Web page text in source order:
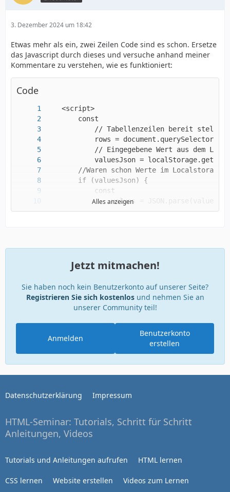
3. Dezember 2024 um 18:42
Etwas mehr als ein, zwei Zeilen Code sind es schon. Ersetze
das Javascript durch dieses und versuche anhand meiner
Kommentare zu verstehen, wie es funktioniert:
Code
Alles anzeigen
Jetzt mitmachen!
Sie haben noch kein Benutzerkonto auf unserer Seite?
Registrieren Sie sich kostenlosund nehmen Sie an
unserer Community teil!
Benutzerkonto
erstellen
Anmelden
Datenschutzerklärung Impressum
HTML-Seminar: Tutorials, Schritt für Schritt
Anleitungen, Videos
Tutorials und Anleitungen aufrufen HTML lernen
CSS lernen Website erstellen Videos zum Lernen